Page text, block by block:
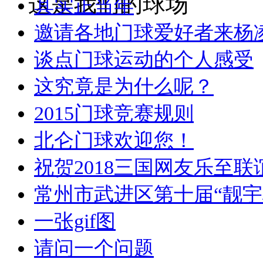
其实正当年
邀请各地门球爱好者来杨
谈点门球运动的个人感受
这究竟是为什么呢？
2015门球竞赛规则
北仑门球欢迎您！
祝贺2018三国网友乐至联
常州市武进区第十届“靓
一张gif图
请问一个问题